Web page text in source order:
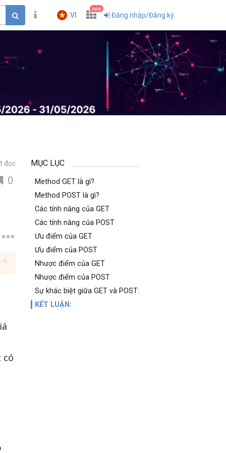
VI
new
Đăng nhập/Đăng ký
đọc
0
có
MỤC LỤC
Method GET là gì?
Method POST là gì?
Các tính năng của GET
Các tính năng của POST
Ưu điểm của GET
Ưu điểm của POST
Nhược điểm của GET
Nhược điểm của POST
Sự khác biệt giữa GET và POST:
KẾT LUẬN: